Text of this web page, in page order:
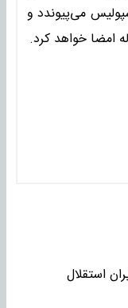
4 ساله به پرسپولیس می‌پیوندد و
استقلال